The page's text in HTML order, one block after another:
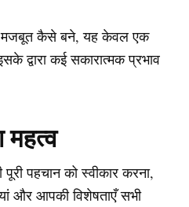
मजबूत कैसे बने, यह केवल एक
द्वारा कई सकारात्मक प्रभाव
महत्व
पहचान को स्वीकार करना,
और आपकी विशेषताएँ सभी